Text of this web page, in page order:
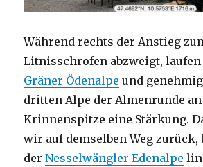
Während rechts der Anstieg
Litnisschrofen abzweigt,
Gräner Ödenalpe und
dritten Alpe der Almenrunde
Krinnenspitze eine Stärkung.
wir auf demselben Weg
derNesselwängler Edenalpe